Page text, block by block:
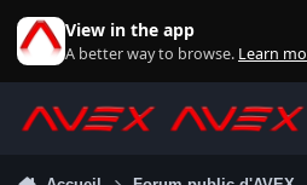
View in the app
A better way to browse. Learn